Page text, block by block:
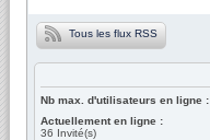
Tous les flux RSS
Nb max. d'utilisateurs en ligne :
Actuellement en ligne :
36 Invité(s)